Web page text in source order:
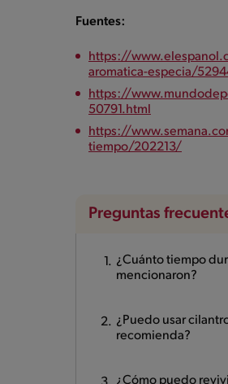
Fuentes:
https://
aromatica-especia/
https://
50791.html
https://
tiempo/202213/
Preguntas
¿Cuánto tiempo
mencionaron?
¿Puedo usar
recomienda?
¿Cómo puedo